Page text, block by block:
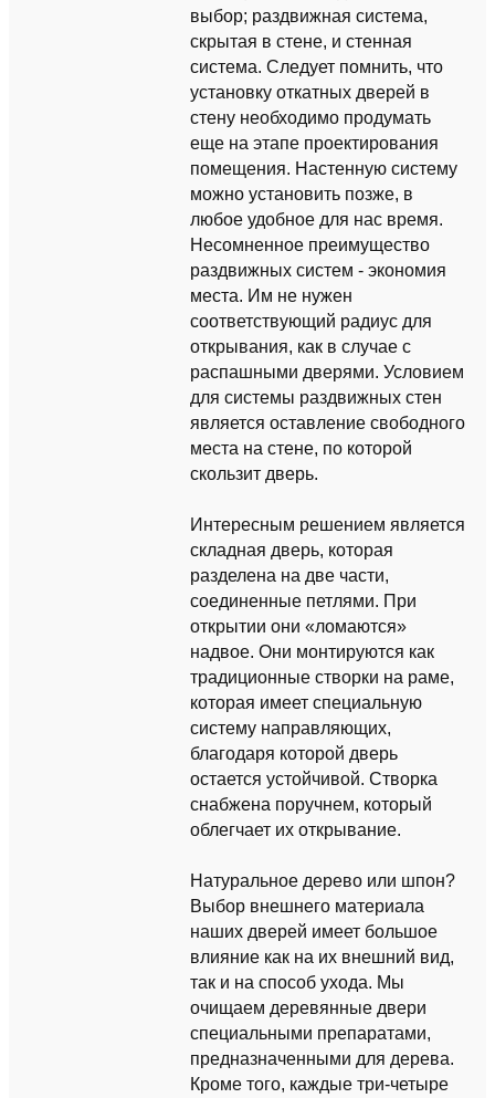
выбор; раздвижная система,
скрытая в стене, и стенная
система. Следует помнить, что
установку откатных дверей в
стену необходимо продумать
еще на этапе проектирования
помещения. Настенную систему
можно установить позже, в
любое удобное для нас время.
Несомненное преимущество
раздвижных систем - экономия
места. Им не нужен
соответствующий радиус для
открывания, как в случае с
распашными дверями. Условием
для системы раздвижных стен
является оставление свободного
места на стене, по которой
скользит дверь.
Интересным решением является
складная дверь, которая
разделена на две части,
соединенные петлями. При
открытии они «ломаются»
надвое. Они монтируются как
традиционные створки на раме,
которая имеет специальную
систему направляющих,
благодаря которой дверь
остается устойчивой. Створка
снабжена поручнем, который
облегчает их открывание.
Натуральное дерево или шпон?
Выбор внешнего материала
наших дверей имеет большое
влияние как на их внешний вид,
так и на способ ухода. Мы
очищаем деревянные двери
специальными препаратами,
предназначенными для дерева.
Кроме того, каждые три-четыре